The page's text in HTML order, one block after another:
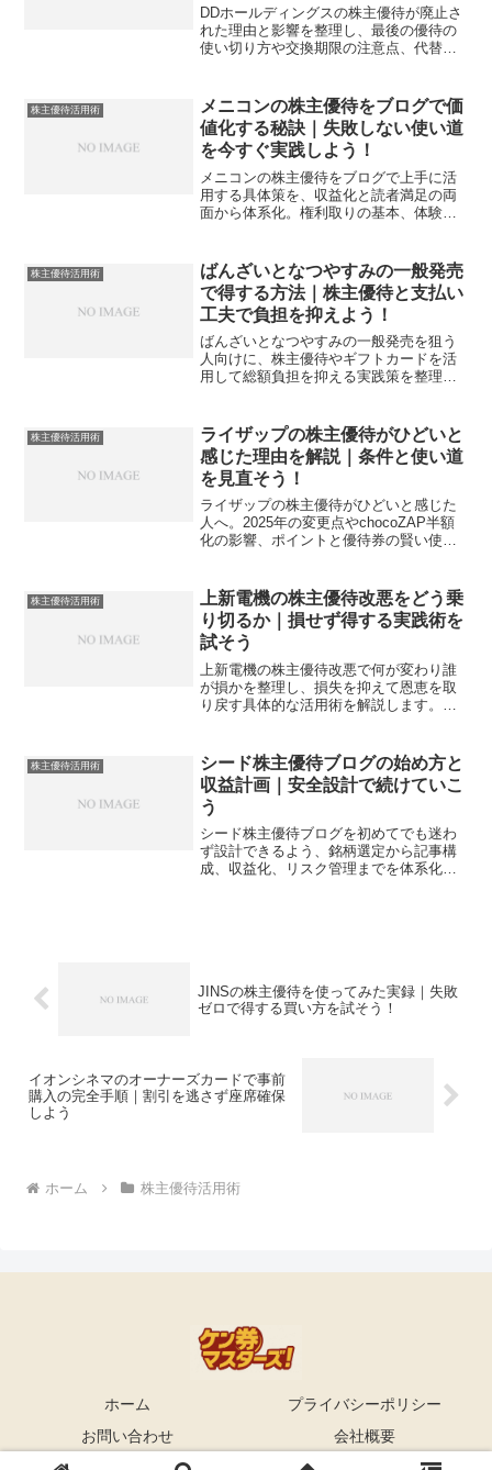
DDホールディングスの株主優待が廃止さ
れた理由と影響を整理し、最後の優待の
使い切り方や交換期限の注意点、代替優
ょう。
株主優待活用術
メニコンの株主優待をブログで価
値化する秘訣｜失敗しない使い道
を今すぐ実践しよう！
メニコンの株主優待をブログで上手に活
用する具体策を、収益化と読者満足の両
面から体系化。権利取りの基本、体験レ
込みます。
株主優待活用術
ばんざいとなつやすみの一般発売
で得する方法｜株主優待と支払い
工夫で負担を抑えよう！
ばんざいとなつやすみの一般発売を狙う
人向けに、株主優待やギフトカードを活
用して総額負担を抑える実践策を整理し
解説します。
株主優待活用術
ライザップの株主優待がひどいと
感じた理由を解説｜条件と使い道
を見直そう！
ライザップの株主優待がひどいと感じた
人へ。2025年の変更点やchocoZAP半額
化の影響、ポイントと優待券の賢い使い
株主優待活用術
上新電機の株主優待改悪をどう乗
り切るか｜損せず得する実践術を
試そう
上新電機の株主優待改悪で何が変わり誰
が損かを整理し、損失を抑えて恩恵を取
り戻す具体的な活用術を解説します。変
株主優待活用術
シード株主優待ブログの始め方と
収益計画｜安全設計で続けていこ
う
シード株主優待ブログを初めてでも迷わ
ず設計できるよう、銘柄選定から記事構
成、収益化、リスク管理までを体系化。
JINSの株主優待を使ってみた実録｜失敗
ゼロで得する買い方を試そう！
イオンシネマのオーナーズカードで事前
購入の完全手順｜割引を逃さず座席確保
しよう
ホーム 株主優待活用術
ホーム
プライバシーポリシー
お問い合わせ
会社概要